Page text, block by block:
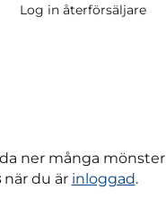
Log in återförsäljare
ner många mönster
när du är inloggad.